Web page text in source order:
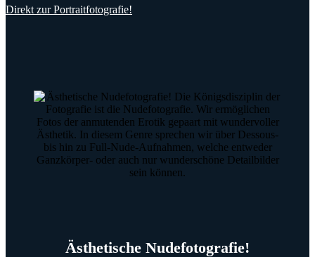
Direkt zur Portraitfotografie!
Ästhetische Nudefotografie!